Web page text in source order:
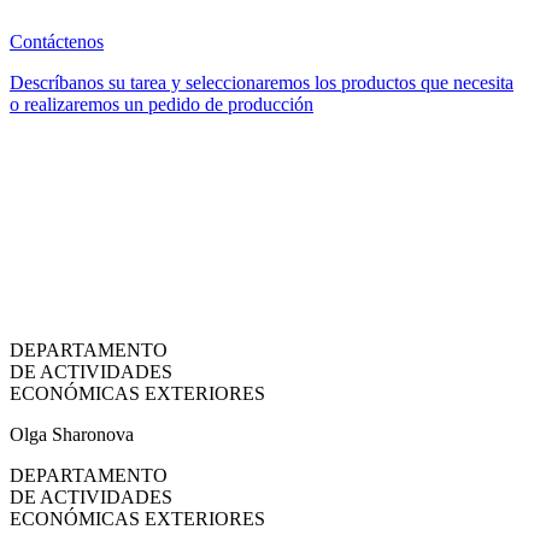
Contáctenos
Descríbanos su tarea y seleccionaremos los productos que necesita
o realizaremos un pedido de producción
DEPARTAMENTO
DE ACTIVIDADES
ECONÓMICAS EXTERIORES
Olga Sharonova
DEPARTAMENTO
DE ACTIVIDADES
ECONÓMICAS EXTERIORES